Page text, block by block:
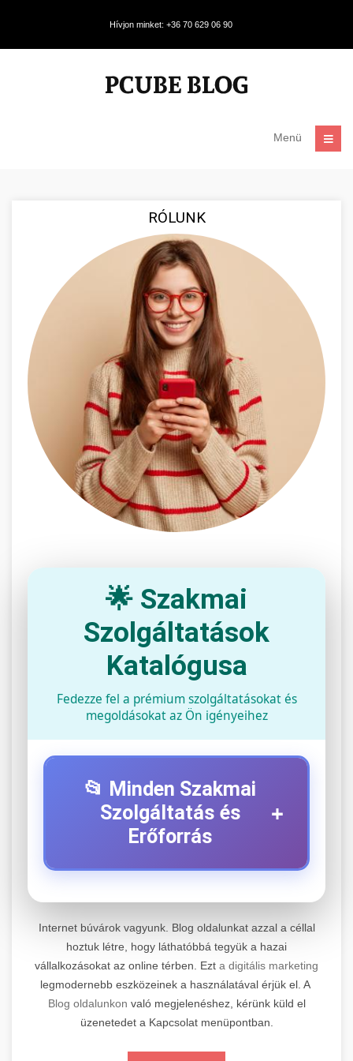
Hívjon minket: +36 70 629 06 90
Menü
RÓLUNK
🌟 Szakmai
Szolgáltatások
Katalógusa
Fedezze fel a prémium szolgáltatásokat és
megoldásokat az Ön igényeihez
📂 Minden Szakmai
Szolgáltatás és
Erőforrás
+
+
Professzionális elektromos roller javítási és
karbantartási szolgáltatások. Szakértő
technikusaink minőségi szervízt nyújtanak
minden jelentős márkához és modellhez.
Szervizközpont Látogatása
📊 2. Online Marketing
Ügynökség
+
Átfogó online marketing szolgáltatások,
beleértve a SEO-t, közösségi média kezelést és
Internet búvárok vagyunk. Blog oldalunkat azzal a céllal
hoztuk létre, hogy láthatóbbá tegyük a hazai
vállalkozásokat az online térben. Ezt a digitális marketing
legmodernebb eszközeinek a használatával érjük el. A
Blog oldalunkon való megjelenéshez, kérünk küld el
üzenetedet a Kapcsolat menüpontban.